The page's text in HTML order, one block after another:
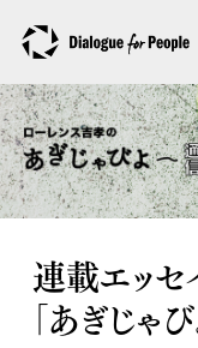
連載エッセ
「あぎじゃ